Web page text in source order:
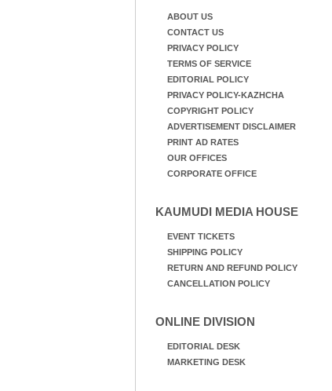
ABOUT US
CONTACT US
PRIVACY POLICY
TERMS OF SERVICE
EDITORIAL POLICY
PRIVACY POLICY-KAZHCHA
COPYRIGHT POLICY
ADVERTISEMENT DISCLAIMER
PRINT AD RATES
OUR OFFICES
CORPORATE OFFICE
KAUMUDI MEDIA HOUSE
EVENT TICKETS
SHIPPING POLICY
RETURN AND REFUND POLICY
CANCELLATION POLICY
ONLINE DIVISION
EDITORIAL DESK
MARKETING DESK